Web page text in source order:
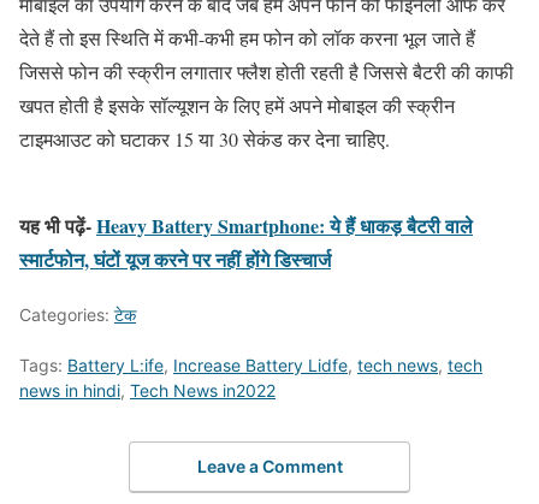
देते हैं तो इस स्थिति में कभी-कभी हम फोन को लॉक करना भूल जाते हैं
जिससे फोन की स्क्रीन लगातार फ्लैश होती रहती है जिससे बैटरी की काफी
खपत होती है इसके सॉल्यूशन के लिए हमें अपने मोबाइल की स्क्रीन
टाइमआउट को घटाकर 15 या 30 सेकंड कर देना चाहिए.
यह भी पढ़ें-Heavy Battery Smartphone: ये हैं धाकड़ बैटरी वाले
स्मार्टफोन, घंटों यूज करने पर नहीं होंगे डिस्चार्ज
Categories: टेक
Tags: Battery L:ife, Increase Battery Lidfe, tech news, tech
news in hindi, Tech News in2022
Leave a Comment